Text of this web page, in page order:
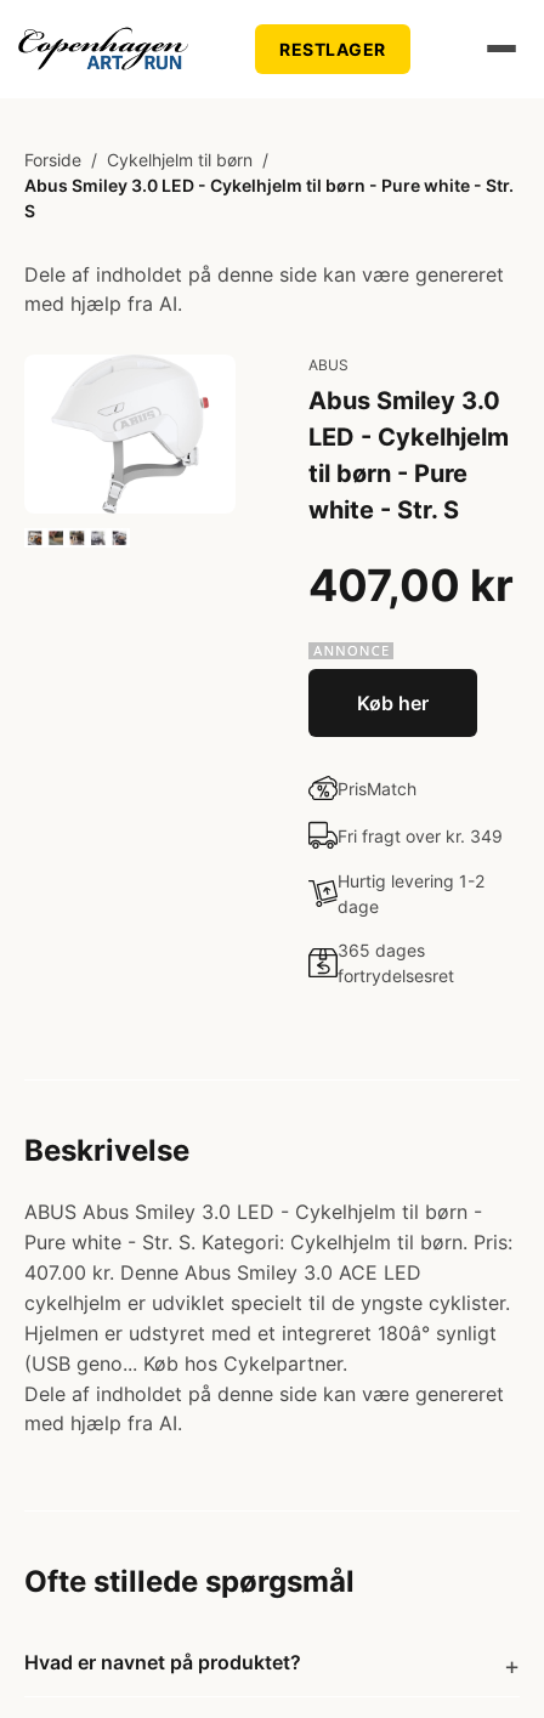
RESTLAGER
Forside / Cykelhjelm til børn /
Abus Smiley 3.0 LED - Cykelhjelm til børn - Pure white - Str.
S
Dele af indholdet på denne side kan være genereret
med hjælp fra AI.
ABUS
Abus Smiley 3.0
LED - Cykelhjelm
til børn - Pure
white - Str. S
407,00 kr
Køb her
PrisMatch
Fri fragt over kr. 349
Hurtig levering 1-2
dage
365 dages
fortrydelsesret
Beskrivelse
ABUS Abus Smiley 3.0 LED - Cykelhjelm til børn -
Pure white - Str. S. Kategori: Cykelhjelm til børn. Pris:
407.00 kr. Denne Abus Smiley 3.0 ACE LED
cykelhjelm er udviklet specielt til de yngste cyklister.
Hjelmen er udstyret med et integreret 180â° synligt
(USB geno... Køb hos Cykelpartner.
Dele af indholdet på denne side kan være genereret
med hjælp fra AI.
Ofte stillede spørgsmål
Hvad er navnet på produktet?